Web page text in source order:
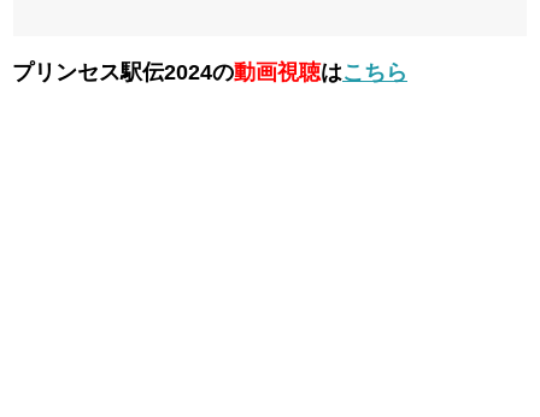
プリンセス駅伝2024の動画視聴はこちら